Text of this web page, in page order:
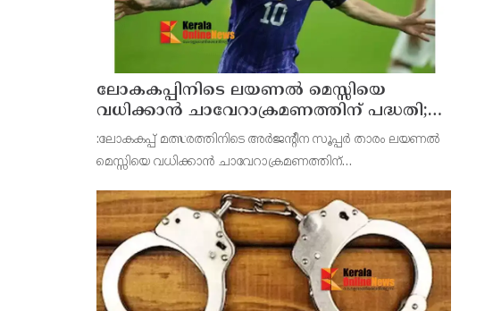
ലോകകപ്പിനിടെ ലയണല്‍ മെസ്സിയെ
വധിക്കാൻ ചാവേറാക്രമണത്തിന് പദ്ധതി;
വൻ സുരക്ഷാ ഭീഷണി പുറത്ത്
:ലോകകപ്പ് മത്സരത്തിനിടെ അർജന്റീന സൂപ്പർ താരം ലയണല്‍
മെസ്സിയെ വധിക്കാൻ ചാവേറാക്രമണത്തിന്
ഭീകരാക്രമണ ഭീഷണികളും വ്യക്തിപരമായ വധഭീഷഷണികളും
ഏറ്റവും കൂടു